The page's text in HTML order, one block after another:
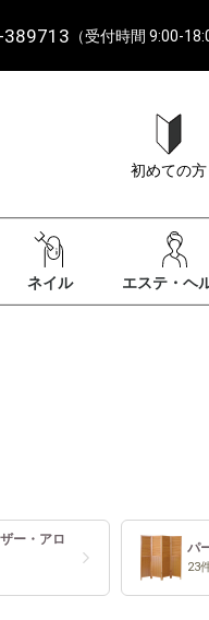
（受付時間 9:00-
初めての方
ネイル エステ・ヘ
ー・アロ
パ
23